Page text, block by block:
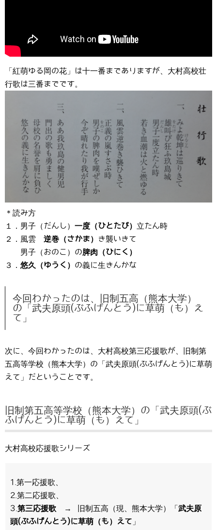
「紅萌ゆる岡の花」は十一番までありますが、大村高校壮
行歌は三番までです。
＊読み方
１．男子（だんし） 一度（ひとたび） 立たん時
２．風雲 逆巻（さかま）
き襲いきて
男子（おのこ）の脾肉（ひにく）
３． 悠久（ゆうく） の義に生きんかな
今回わかったのは、旧制五高（熊本大学）
の「武夫原頭(ぶふげんとう)に草萌（も）え
て」
次に、今回わかったのは、大村高校第三応援歌が、旧制第
五高等学校（熊本大学）の「武夫原頭(ぶふげんとう)に草萌
えて」だということです。
旧制第五高等学校（熊本大学）の「武夫原頭(ぶ
ふげんとう)に草萌（も）えて」
大村高校応援歌シリーズ
1.第一応援歌、
2.第二応援歌、
3. 第三応援歌 → 旧制五高（現、熊本大学）「 武夫原
頭(ぶふげんとう)に草萌（も）えて 」